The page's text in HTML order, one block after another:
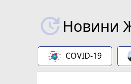
Новини
COVID-19